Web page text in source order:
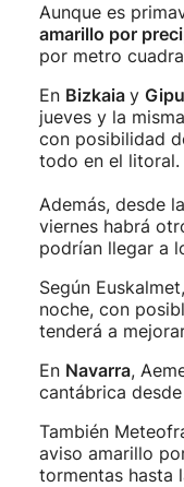
Aunque es
amarillo por
por metro
En Bizkaia y
jueves y la
con posibilidad
todo en el litoral.
Además, desde
viernes habrá
podrían llegar a
Según
noche, con
tenderá a
En Navarra,
cantábrica
También
aviso amarillo
tormentas hasta